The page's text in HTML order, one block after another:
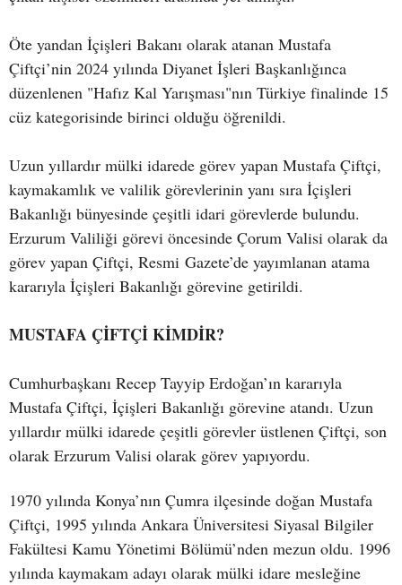
Öte yandan İçişleri Bakanı olarak atanan Mustafa
Çiftçi’nin 2024 yılında Diyanet İşleri Başkanlığınca
düzenlenen "Hafız Kal Yarışması"nın Türkiye finalinde 15
cüz kategorisinde birinci olduğu öğrenildi.
Uzun yıllardır mülki idarede görev yapan Mustafa Çiftçi,
kaymakamlık ve valilik görevlerinin yanı sıra İçişleri
Bakanlığı bünyesinde çeşitli idari görevlerde bulundu.
Erzurum Valiliği görevi öncesinde Çorum Valisi olarak da
görev yapan Çiftçi, Resmi Gazete’de yayımlanan atama
kararıyla İçişleri Bakanlığı görevine getirildi.
MUSTAFA ÇİFTÇİ KİMDİR?
Cumhurbaşkanı Recep Tayyip Erdoğan’ın kararıyla
Mustafa Çiftçi, İçişleri Bakanlığı görevine atandı. Uzun
yıllardır mülki idarede çeşitli görevler üstlenen Çiftçi, son
olarak Erzurum Valisi olarak görev yapıyordu.
1970 yılında Konya’nın Çumra ilçesinde doğan Mustafa
Çiftçi, 1995 yılında Ankara Üniversitesi Siyasal Bilgiler
Fakültesi Kamu Yönetimi Bölümü’nden mezun oldu. 1996
yılında kaymakam adayı olarak mülki idare mesleğine